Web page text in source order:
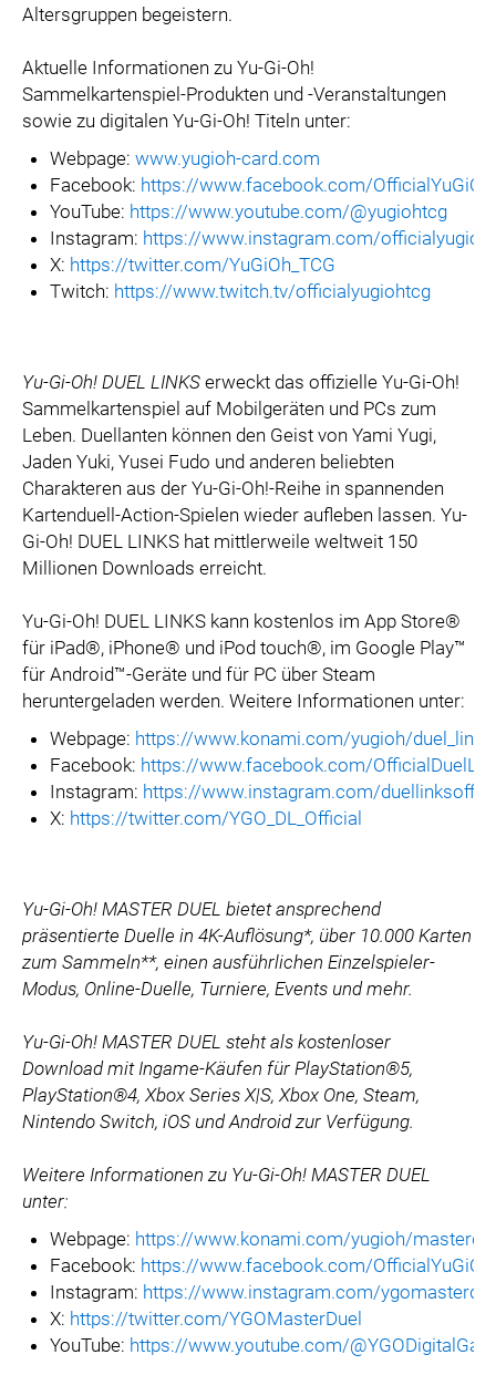
Altersgruppen begeistern.
Aktuelle Informationen zu Yu-Gi-Oh!
Sammelkartenspiel-Produkten und -Veranstaltungen
sowie zu digitalen Yu-Gi-Oh! Titeln unter:
Webpage: www.yugioh-card.com
Facebook: https://www.facebook.com/
YouTube: https://www.youtube.com/@yugiohtcg
Instagram: https://www.instagram.com/
X: https://twitter.com/YuGiOh_TCG
Twitch: https://www.twitch.tv/officialyugiohtcg
Yu-Gi-Oh! DUEL LINKS erweckt das offizielle Yu-Gi-Oh!
Sammelkartenspiel auf Mobilgeräten und PCs zum
Leben. Duellanten können den Geist von Yami Yugi,
Jaden Yuki, Yusei Fudo und anderen beliebten
Charakteren aus der Yu-Gi-Oh!-Reihe in spannenden
Kartenduell-Action-Spielen wieder aufleben lassen. Yu-
Gi-Oh! DUEL LINKS hat mittlerweile weltweit 150
Millionen Downloads erreicht.
Yu-Gi-Oh! DUEL LINKS kann kostenlos im App Store®
für iPad®, iPhone® und iPod touch®, im Google Play™
für Android™-Geräte und für PC über Steam
heruntergeladen werden. Weitere Informationen unter:
Webpage: https://www.konami.com/yugioh/
Facebook: https://www.facebook.com/
Instagram: https://www.instagram.com/
X: https://twitter.com/YGO_DL_Official
Yu-Gi-Oh! MASTER DUEL bietet ansprechend
präsentierte Duelle in 4K-Auflösung*, über 10.000 Karten
zum Sammeln**, einen ausführlichen Einzelspieler-
Modus, Online-Duelle, Turniere, Events und mehr.
Yu-Gi-Oh! MASTER DUEL steht als kostenloser
Download mit Ingame-Käufen für PlayStation®5,
PlayStation®4, Xbox Series X|S, Xbox One, Steam,
Nintendo Switch, iOS und Android zur Verfügung.
Weitere Informationen zu Yu-Gi-Oh! MASTER DUEL
unter:
Webpage: https://www.konami.com/yugioh/
Facebook: https://www.facebook.com/
Instagram: https://www.instagram.com/
X: https://twitter.com/YGOMasterDuel
YouTube: https://www.youtube.com/